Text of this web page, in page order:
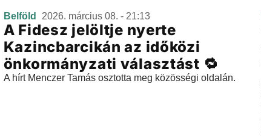
Belföld 2026. március 08. - 21:13
A Fidesz jelöltje nyerte
Kazincbarcikán az időközi
önkormányzati választást 🔁
A hírt Menczer Tamás osztotta meg közösségi oldalán.